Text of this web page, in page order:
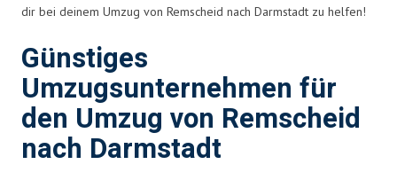
dir bei deinem Umzug von Remscheid nach Darmstadt zu helfen!
Günstiges
Umzugsunternehmen für
den Umzug von Remscheid
nach Darmstadt